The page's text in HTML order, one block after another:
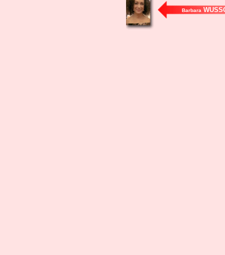
Barbara